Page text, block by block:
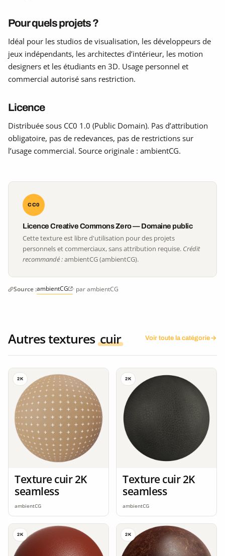
Pour quels projets ?
Idéal pour les studios de visualisation, les développeurs de
jeux indépendants, les architectes d’intérieur, les motion
designers et les étudiants en 3D. Usage personnel et
commercial autorisé sans restriction.
Licence
Distribuée sous CC0 1.0 (Public Domain). Pas d’attribution
obligatoire, pas de redevances, pas de restrictions sur
l’usage commercial. Source originale : ambientCG.
CC0
Licence Creative Commons Zero — Domaine public
Cette texture est libre d'utilisation pour des projets
personnels et commerciaux, sans attribution requise. Crédit
recommandé :ambientCG (ambientCG).
Source :ambientCG · par ambientCG
Autres textures cuir Voir toute la catégorie
2K
Texture cuir 2K
seamless
ambientCG
2K
Texture cuir 2K
seamless
ambientCG
2K 2K